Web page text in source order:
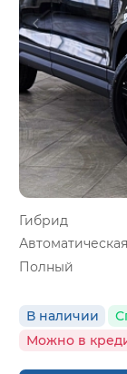
Гибрид
Автоматическая
Полный
В наличии
Можно в